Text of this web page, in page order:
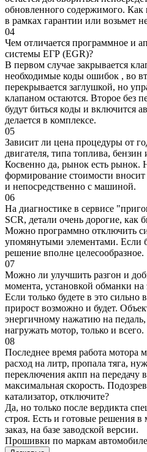
обновленного содержимого. Как
в рамках гарантии или возьмет
04
Чем отличается программное и
системы ЕГР (EGR)?
В первом случае закрывается
необходимые коды ошибок , во
перекрывается заглушкой, но
клапаном остаются. Второе без
будут биться коды и включится
делается в комплексе.
05
Зависит ли цена процедуры от
двигателя, типа топлива, бензин
Косвенно да, рынок есть рынок.
формирование стоимости
и непосредственно с машиной.
06
На диагностике в сервисе
SCR, детали очень дорогие, как
Можно программно отключить
упомянутыми элементами. Если
решение вполне целесообразное.
07
Можно ли улучшить разгон и
момента, установкой обманки на
Если только будете в это сильно
прирост возможно и будет.
энергичному нажатию на педаль,
нагружать мотор, только и всего.
08
Последнее время работа мотора
расход на литр, пропала тяга,
переключения акпп на передачу
максимальная скорость.
катализатор, отключите?
Да, но только после вердикта
строя. Есть и готовые решения в
заказ, на базе заводской версии.
Прошивки по маркам